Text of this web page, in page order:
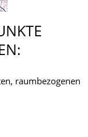
raumbezogenen